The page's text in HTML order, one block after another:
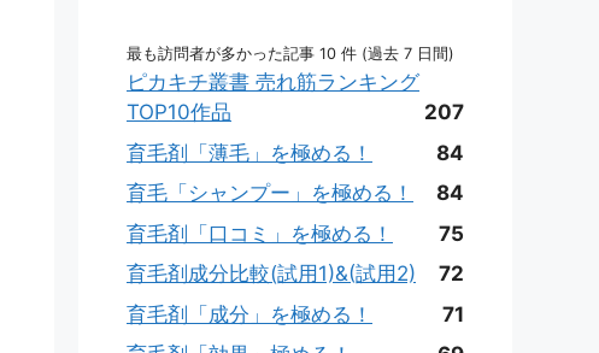
最も訪問者が多かった記事 10 件 (過去 7 日間)
ピカキチ叢書 売れ筋ランキング
TOP10作品
207
育毛剤「薄毛」を極める！
84
育毛「シャンプー」を極める！
84
育毛剤「口コミ」を極める！
75
育毛剤成分比較(試用1)&(試用2)
72
育毛剤「成分」を極める！
71